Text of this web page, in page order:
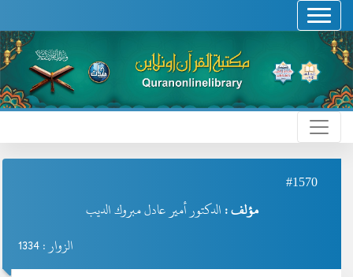
#1570
مؤلف : الدكتور أمير عادل مبروك الديب
الزوار : 1334